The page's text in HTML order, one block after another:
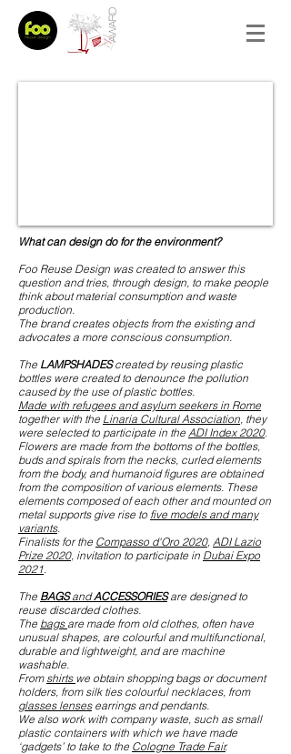
What can design do for the environment?
Foo Reuse Design was created to answer this
question and tries, through design, to make people
think about material consumption and waste
production.
The brand creates objects from the existing and
advocates a more conscious consumption.
The LAMPSHADEScreated by reusing plastic
bottles were created to denounce the pollution
caused by the use of plastic bottles.
Made with refugees and asylum seekers in Rome
together with the Linaria Cultural Association, they
were selected to participate in the ADI Index 2020.
Flowers are made from the bottoms of the bottles,
buds and spirals from the necks, curled elements
from the body, and humanoid figures are obtained
from the composition of various elements. These
elements composed of each other and mounted on
metal supports give rise to five models and many
variants.
Finalists for the Compasso d'Oro 2020, ADI Lazio
Prize 2020, invitation to participate in Dubai Expo
2021.
The BAGSandACCESSORIESare designed to
reuse discarded clothes.
The bags are made from old clothes, often have
unusual shapes, are colourful and multifunctional,
durable and lightweight, and are machine
washable.
From shirts we obtain shopping bags or document
holders, from silk ties colourful necklaces, from
glasses lensesearrings and pendants.
We also work with company waste, such as small
plastic containers with which we have made
‘gadgets’ to take to the Cologne Trade Fair.